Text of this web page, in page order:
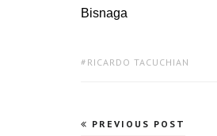
Bisnaga
TAGS:
RICARDO TACUCHIAN
Navegação
PREVIOUS POST